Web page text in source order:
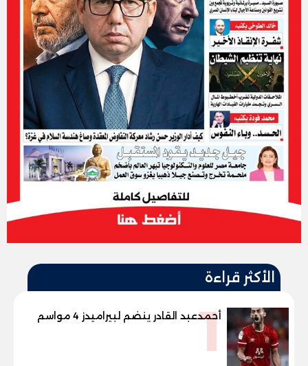
الأكثر قراءة
1
أحمدعبد القادر ينضم لبيراميدز 4 مواسم